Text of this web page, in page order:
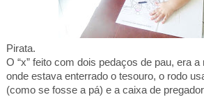
Pirata.
O “x” feito com dois pedaços de pau, era
onde estava enterrado o tesouro, o rodo
(como se fosse a pá) e a caixa de